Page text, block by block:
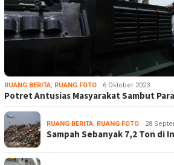
RUANG BERITA, RUANG FOTO 6 Oktober 2023
Potret Antusias Masyarakat Sambut
RUANG BERITA, RUANG FOTO 28
Sampah Sebanyak 7,2 Ton di